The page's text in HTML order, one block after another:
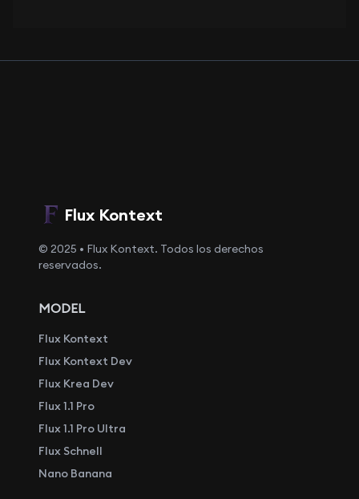
Flux Kontext
© 2025 • Flux Kontext. Todos los derechos
reservados.
MODEL
Flux Kontext
Flux Kontext Dev
Flux Krea Dev
Flux 1.1 Pro
Flux 1.1 Pro Ultra
Flux Schnell
Nano Banana